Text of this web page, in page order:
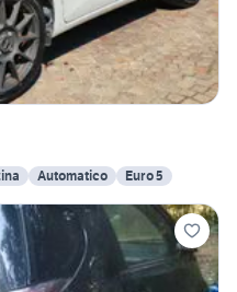
Automatico Euro 5